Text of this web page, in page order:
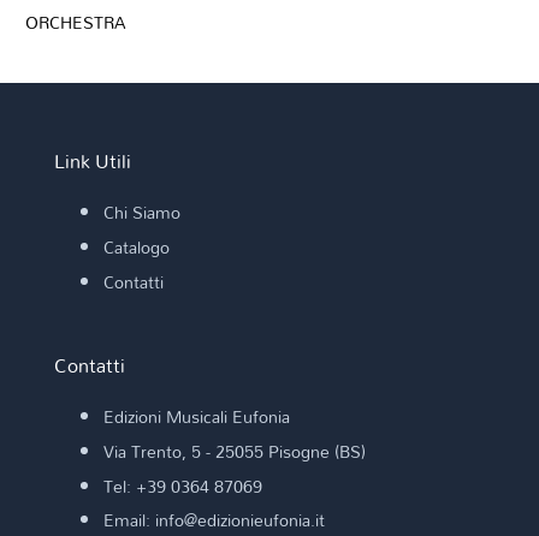
ORCHESTRA
Link Utili
Chi Siamo
Catalogo
Contatti
Contatti
Edizioni Musicali Eufonia
Via Trento, 5 - 25055 Pisogne (BS)
Tel: +39 0364 87069
Email: info@edizionieufonia.it